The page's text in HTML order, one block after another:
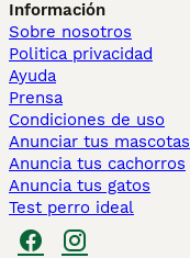
Información
Sobre nosotros
Politica privacidad
Ayuda
Prensa
Condiciones de uso
Anunciar tus mascotas
Anuncia tus cachorros
Anuncia tus gatos
Test perro ideal